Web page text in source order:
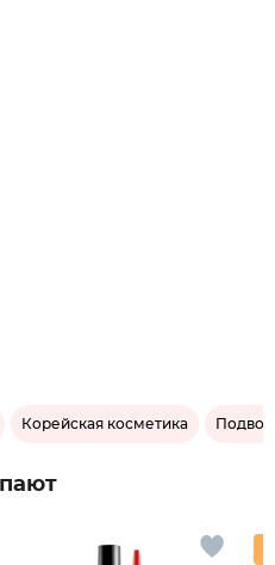
Корейская косметика